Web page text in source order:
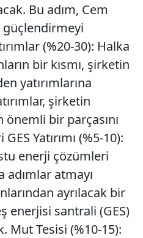
Bu adım, Cem
güçlendirmeyi
(%20-30): Halka
bir kısmı, şirketin
yatırımlarına
şirketin
bir parçasını
Yatırımı (%5-10):
enerji çözümleri
atmayı
ayrılacak bir
enerjisi santrali (GES)
Mut Tesisi (%10-15):